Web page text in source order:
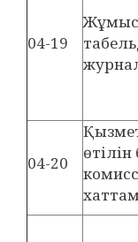
04-19
Жұмыс
04-20